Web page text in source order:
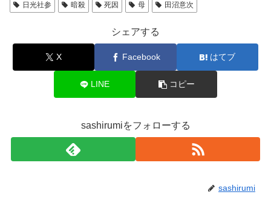
日光社参
暗殺 死因 母 田沼意次
シェアする
X Facebook はてブ
LINE コピー
sashirumiをフォローする
sashirumi